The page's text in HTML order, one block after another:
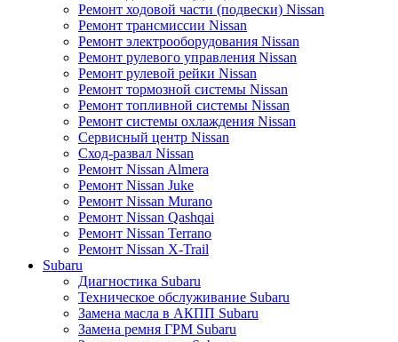
Ремонт ходовой части (подвески) Nissan
Ремонт трансмиссии Nissan
Ремонт электрооборудования Nissan
Ремонт рулевого управления Nissan
Ремонт рулевой рейки Nissan
Ремонт тормозной системы Nissan
Ремонт топливной системы Nissan
Ремонт системы охлаждения Nissan
Сервисный центр Nissan
Сход-развал Nissan
Ремонт Nissan Almera
Ремонт Nissan Juke
Ремонт Nissan Murano
Ремонт Nissan Qashqai
Ремонт Nissan Terrano
Ремонт Nissan X-Trail
Subaru
Диагностика Subaru
Техническое обслуживание Subaru
Замена масла в АКПП Subaru
Замена ремня ГРМ Subaru